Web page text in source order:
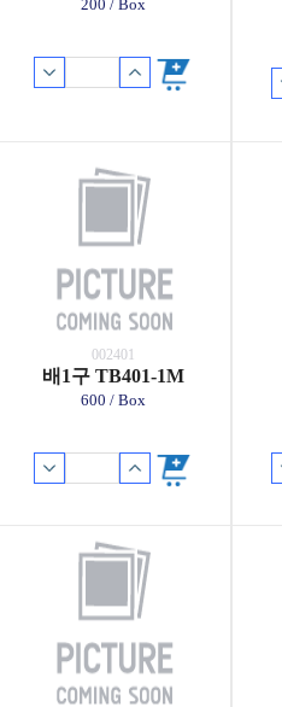
200 / Box
002401
배1구 TB401-1M
600 / Box